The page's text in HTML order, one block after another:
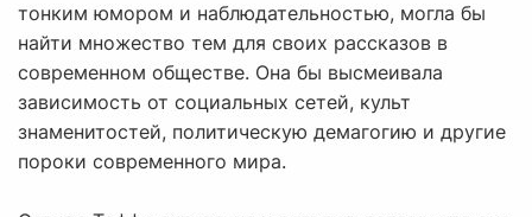
тонким юмором и наблюдательностью, могла бы
найти множество тем для своих рассказов в
современном обществе. Она бы высмеивала
зависимость от социальных сетей, культ
знаменитостей, политическую демагогию и другие
пороки современного мира.